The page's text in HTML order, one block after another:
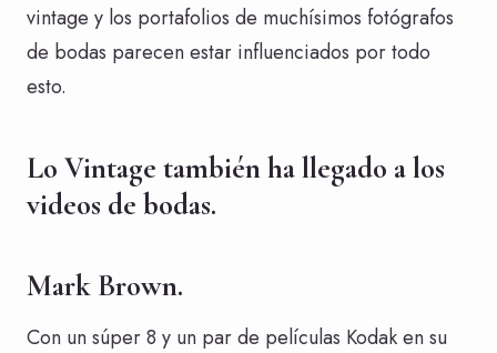
vintage y los portafolios de muchísimos fotógrafos
de bodas parecen estar influenciados por todo
esto.
Lo Vintage también ha llegado a los
videos de bodas.
Mark Brown.
Con un súper 8 y un par de películas Kodak en su